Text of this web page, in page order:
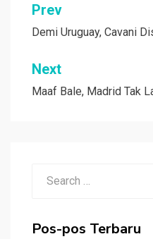
Navigasi
pos
Prev
Demi Uruguay, Cavani
Next
Maaf Bale, Madrid Tak
Pos-pos Terbaru